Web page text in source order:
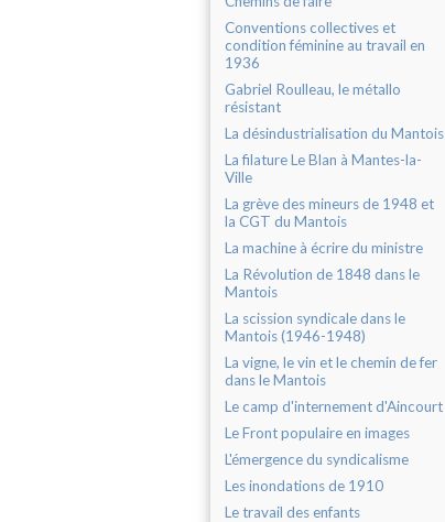
Conventions collectives et
condition féminine au travail en
1936
Gabriel Roulleau, le métallo
résistant
La désindustrialisation du Mantois
La filature Le Blan à Mantes-la-
Ville
La grève des mineurs de 1948 et
la CGT du Mantois
La machine à écrire du ministre
La Révolution de 1848 dans le
Mantois
La scission syndicale dans le
Mantois (1946-1948)
La vigne, le vin et le chemin de fer
dans le Mantois
Le camp d'internement d'Aincourt
Le Front populaire en images
L'émergence du syndicalisme
Les inondations de 1910
Le travail des enfants